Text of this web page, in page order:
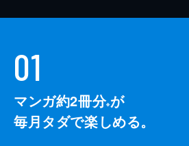
01
マンガ約2冊分※が
毎月タダで楽しめる。